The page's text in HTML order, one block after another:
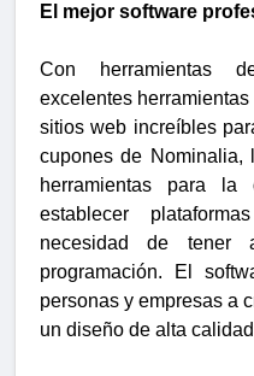
El mejor software
Con herramientas
excelentes
sitios web increíbles
cupones de Nominalia,
herramientas para
establecer
necesidad de tener
programación. El
personas y empresas a
un diseño de alta